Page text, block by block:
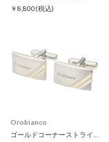
￥8,800(税込)
Orobianco